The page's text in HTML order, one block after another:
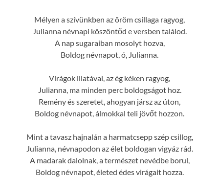
Mélyen a szívünkben az öröm csillaga ragyog,
Julianna névnapi köszöntőd e versben találod.
A nap sugaraiban mosolyt hozva,
Boldog névnapot, ó, Julianna.
Virágok illatával, az ég kéken ragyog,
Julianna, ma minden perc boldogságot hoz.
Remény és szeretet, ahogyan jársz az úton,
Boldog névnapot, álmokkal teli jövőt hozzon.
Mint a tavasz hajnalán a harmatcsepp szép csillog,
Julianna, névnapodon az élet boldogan vigyáz rád.
A madarak dalolnak, a természet nevédbe borul,
Boldog névnapot, életed édes virágait hozza.